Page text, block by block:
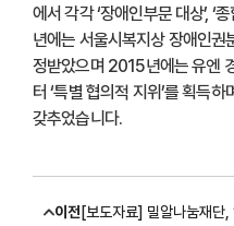
에서 각각 ‘장애인부문 대상’, ‘
년에는 서울시복지상 장애인권
정받았으며 2015년에는 유엔
터 ‘특별 협의적 지위’를 획득
갖추었습니다.
이전 [보도자료] 밀알나눔재단,